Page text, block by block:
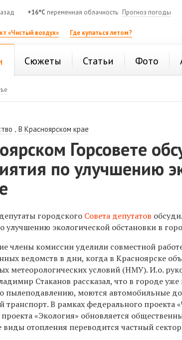
+16°C переменная облачность Прогноз погоды
«Чистый воздух» Где купаться летом?
Сюжеты Статьи Фото
,В Красноярском крае
Горсовете
по улучшению
городского Совета депутатов
улучшению экологической обстановки в
члены комиссии уделили совместной
ведомств в дни, когда в Красноярске
метеорологических условий (НМУ). И.о.
Стаканов рассказал, что в городе
пылеподавлению, моются автомобильные
транспорт. В рамках федерального проекта
«Экология» обновляется
виды отопления переводится частный